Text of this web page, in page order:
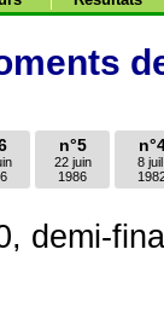
n°5
22 juin
1986
8
demi-